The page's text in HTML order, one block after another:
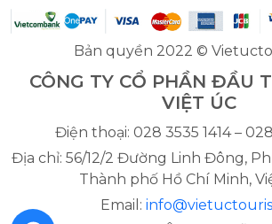
Bản quyền 2022 ©
CÔNG TY CỔ PHẦN ĐẦU
VIỆT ÚC
Điện thoại: 028 3535 1414 – 028
Địa chỉ: 56/12/2 Đường Linh Đông,
Thành phố Hồ Chí Minh,
Email: